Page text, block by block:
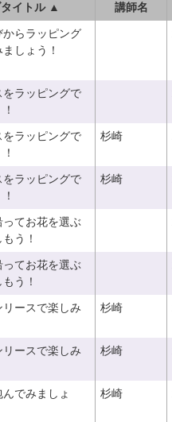
イトル ▲ 講師名
からラッピング
しょう！
をラッピングで
をラッピングで
杉崎
をラッピングで
杉崎
ってお花を選ぶ
う！
ってお花を選ぶ
う！
ースで楽しみ
杉崎
ースで楽しみ
杉崎
でみましょ
杉崎